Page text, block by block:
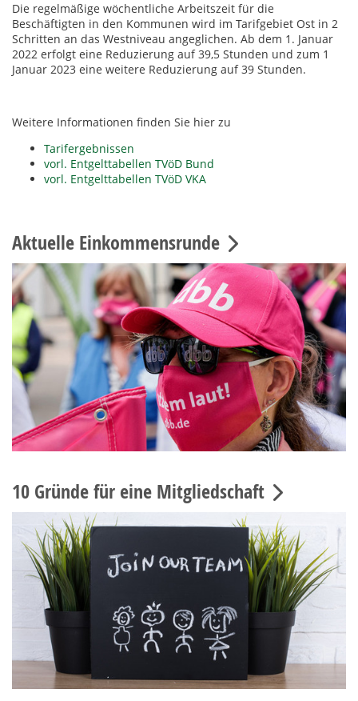
Die regelmäßige wöchentliche Arbeitszeit für die
Beschäftigten in den Kommunen wird im Tarifgebiet Ost in 2
Schritten an das Westniveau angeglichen. Ab dem 1. Januar
2022 erfolgt eine Reduzierung auf 39,5 Stunden und zum 1
Januar 2023 eine weitere Reduzierung auf 39 Stunden.
Weitere Informationen finden Sie hier zu
Tarifergebnissen
vorl. Entgelttabellen TVöD Bund
vorl. Entgelttabellen TVöD VKA
Aktuelle Einkommensrunde
10 Gründe für eine Mitgliedschaft